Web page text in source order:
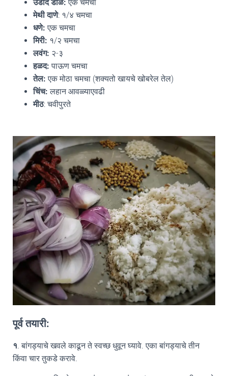
उडीद डाळ:एक चमचा
मेथी दाणे: १/४ चमचा
धणे: एक चमचा
मिरी: १/२ चमचा
लवंग: २-३
हळद: पाऊण चमचा
तेल: एक मोठा चमचा (शक्यतो खायचे खोबरेल तेल)
चिंच: लहान आवळ्याएवढी
मीठ: चवीपुरते
पूर्व तयारी:
१. बांगड्याचे खवले काढून ते स्वच्छ धुवून घ्यावे. एका बांगड्याचे तीन
किंवा चार तुकडे करावे.